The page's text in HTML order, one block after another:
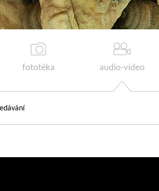
fototéka audio-video